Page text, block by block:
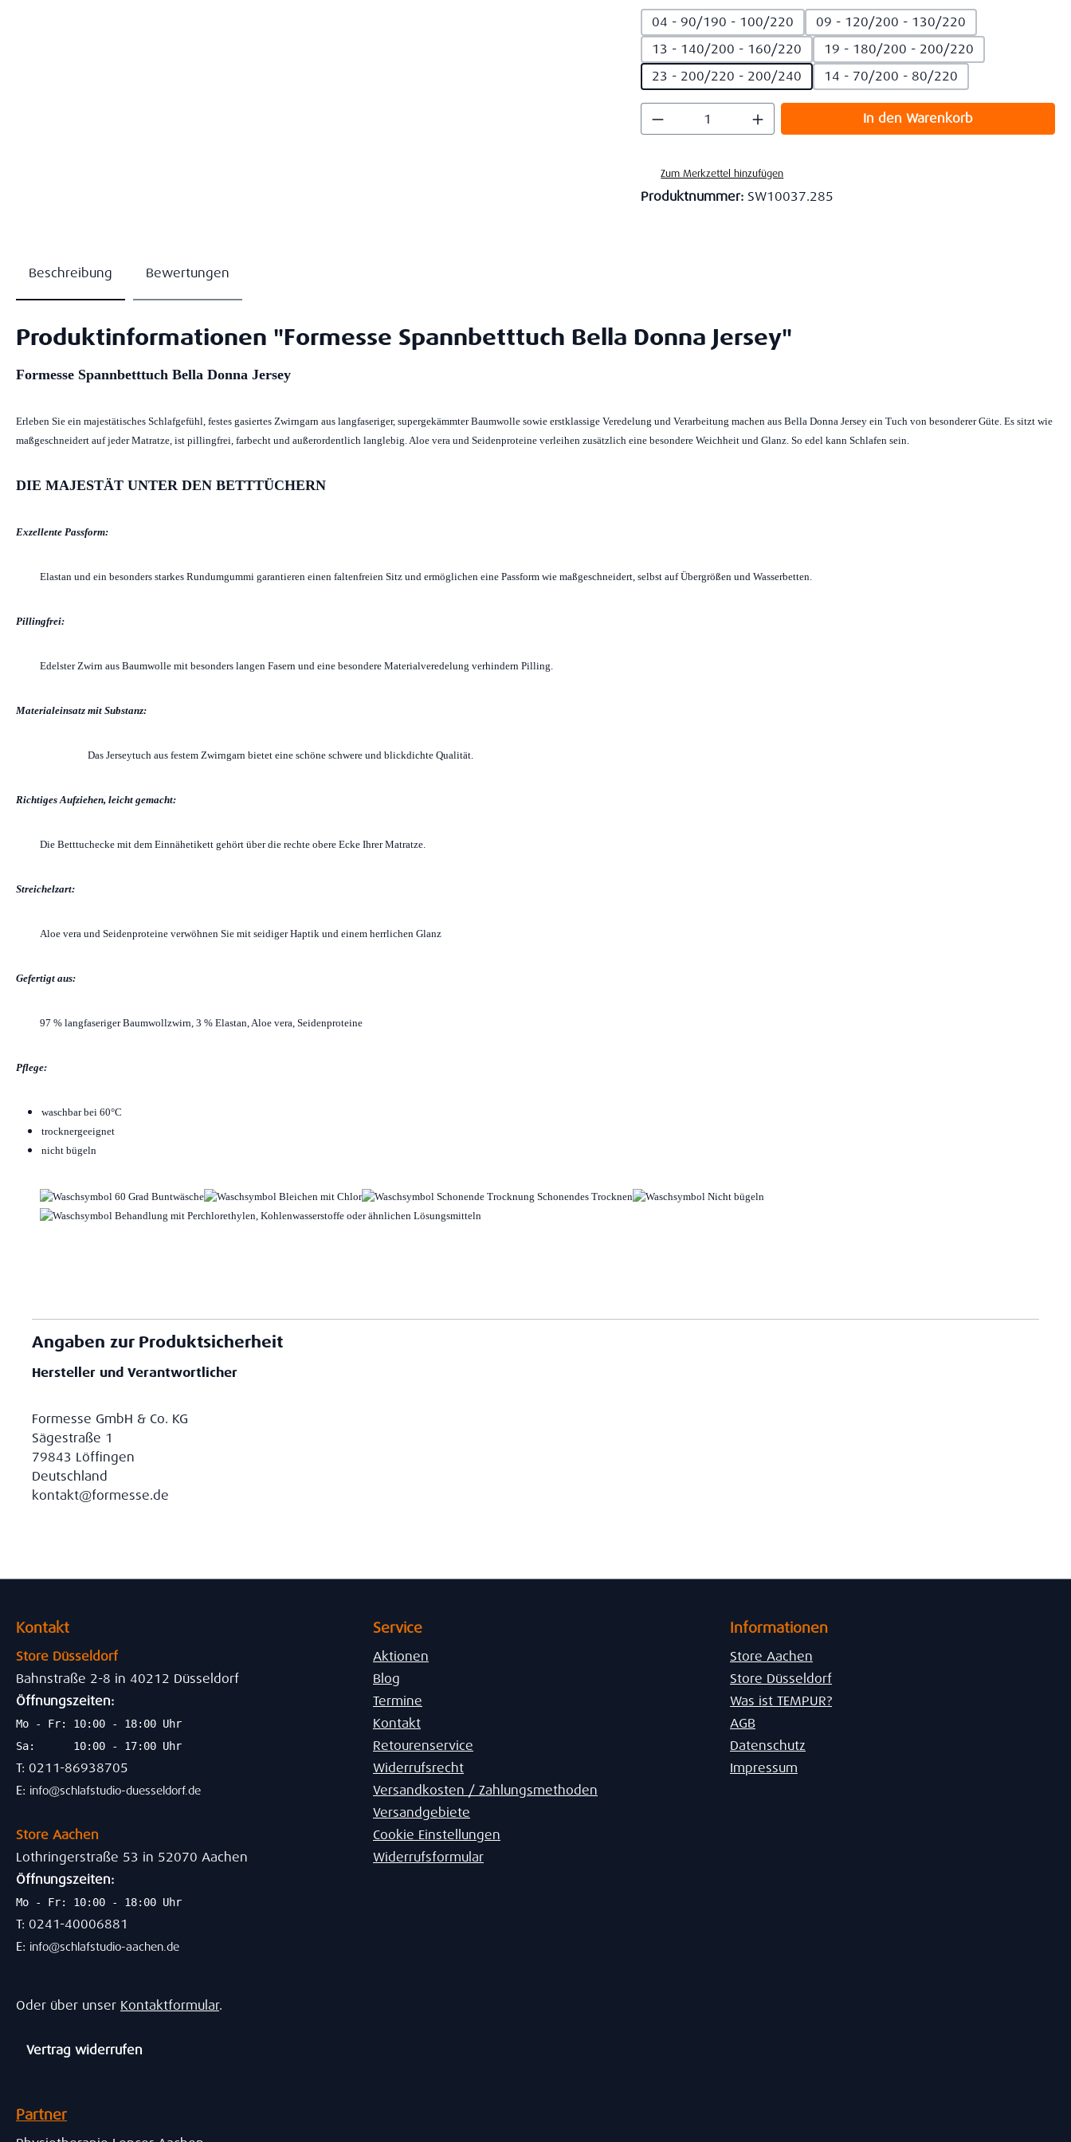
04 - 90/190 - 100/220
09 - 120/200 - 130/220
13 - 140/200 - 160/220
19 - 180/200 - 200/220
23 - 200/220 - 200/240
14 - 70/200 - 80/220
Produkt Anzahl: Gib den gewünschten Wert
In den Warenkorb
Zum Merkzettel hinzufügen
Produktnummer: SW10037.285
Beschreibung Bewertungen
Produktinformationen "Formesse Spannbetttuch Bella Donna Jersey"
Formesse Spannbetttuch Bella Donna Jersey
Erleben Sie ein majestätisches Schlafgefühl, festes gasiertes Zwirngarn aus langfaseriger, supergekämmter Baumwolle sowie erstklassige Veredelung und Verarbeitung machen aus Bella Donna Jersey ein Tuch von besonderer Güte. Es sitzt wie
maßgeschneidert auf jeder Matratze, ist pillingfrei, farbecht und außerordentlich langlebig. Aloe vera und Seidenproteine verleihen zusätzlich eine besondere Weichheit und Glanz. So edel kann Schlafen sein.
DIE MAJESTÄT UNTER DEN BETTTÜCHERN
Exzellente Passform:
Elastan und ein besonders starkes Rundumgummi garantieren einen faltenfreien Sitz und ermöglichen eine Passform wie maßgeschneidert, selbst auf Übergrößen und Wasserbetten.
Pillingfrei:
Edelster Zwirn aus Baumwolle mit besonders langen Fasern und eine besondere Materialveredelung verhindern Pilling.
Materialeinsatz mit Substanz:
Das Jerseytuch aus festem Zwirngarn bietet eine schöne schwere und blickdichte Qualität.
Richtiges Aufziehen, leicht gemacht:
Die Betttuchecke mit dem Einnähetikett gehört über die rechte obere Ecke Ihrer Matratze.
Streichelzart:
Aloe vera und Seidenproteine verwöhnen Sie mit seidiger Haptik und einem herrlichen Glanz
Gefertigt aus:
97 % langfaseriger Baumwollzwirn, 3 % Elastan, Aloe vera, Seidenproteine
Pflege:
waschbar bei 60°C
trocknergeeignet
nicht bügeln
Angaben zur Produktsicherheit
Hersteller und Verantwortlicher
Formesse GmbH & Co. KG
Sägestraße 1
79843 Löffingen
Deutschland
kontakt@formesse.de
Kontakt
Store Düsseldorf
Bahnstraße 2-8 in 40212 Düsseldorf
Öffnungszeiten:
Mo - Fr: 10:00 - 18:00 Uhr
Sa: 10:00 - 17:00 Uhr
T: 0211-86938705
E: info@schlafstudio-duesseldorf.de
Store Aachen
Lothringerstraße 53 in 52070 Aachen
Öffnungszeiten:
Mo - Fr: 10:00 - 18:00 Uhr
T: 0241-40006881
E: info@schlafstudio-aachen.de
Oder über unser Kontaktformular.
Vertrag widerrufen
Service
Aktionen
Blog
Termine
Kontakt
Retourenservice
Widerrufsrecht
Versandkosten / Zahlungsmethoden
Versandgebiete
Cookie Einstellungen
Widerrufsformular
Informationen
Store Aachen
Store Düsseldorf
Was ist TEMPUR?
AGB
Datenschutz
Impressum
Partner